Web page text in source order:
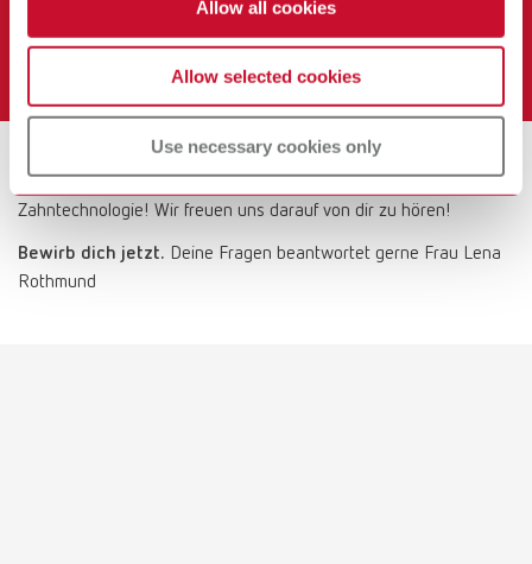
Allow all cookies
Allow selected cookies
Use necessary cookies only
Werde Teil unseres Teams und gestalte mit uns die Zukunft der
Zahntechnologie! Wir freuen uns darauf von dir zu hören!
Bewirb dich jetzt. Deine Fragen beantwortet gerne Frau Lena
Rothmund